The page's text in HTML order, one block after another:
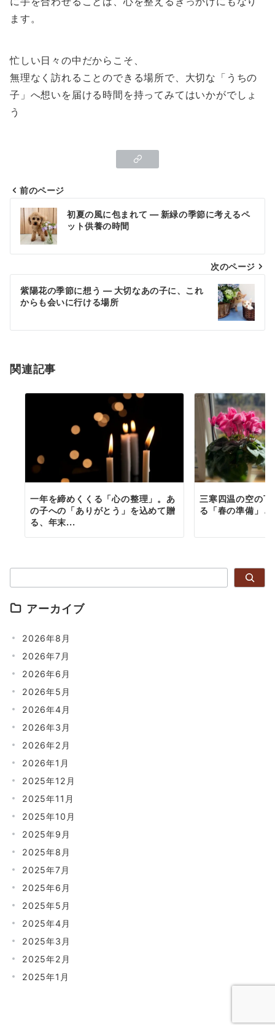
ます。
忙しい日々の中だからこそ、
無理なく訪れることのできる場所で、大切な「うちの
子」へ想いを届ける時間を持ってみてはいかがでしょ
う
投
稿
ナ
ビ
ゲ
シ
ン
前のページ
初夏の風に包まれて ― 新緑の季節に考えるペ
ット供養の時間
次のページ
紫陽花の季節に想う ― 大切なあの子に、これ
からも会いに行ける場所
関連記事
一年を締めくくる「心の整理」。あ
の子への「ありがとう」を込めて贈
る、年末...
三寒四温の空の
る「春の準備」と
アーカイブ
2026年8月
2026年7月
2026年6月
2026年5月
2026年4月
2026年3月
2026年2月
2026年1月
2025年12月
2025年11月
2025年10月
2025年9月
2025年8月
2025年7月
2025年6月
2025年5月
2025年4月
2025年3月
2025年2月
2025年1月